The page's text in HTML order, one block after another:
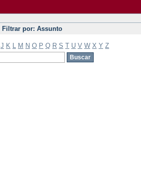
Filtrar por: Assunto
J K M N O P Q R S T U V W X Y Z